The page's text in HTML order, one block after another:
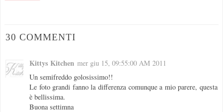
30 COMMENTI
Kittys Kitchen mer giu 15, 09:55:00 AM 2011
Un semifreddo golosissimo!!
Le foto grandi fanno la differenza comunque a mio parere, questa
è bellissima.
Buona settimna